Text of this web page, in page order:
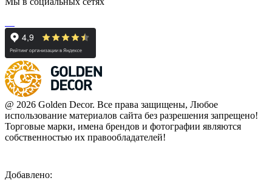
@ 2026 Golden Decor. Все права защищены, Любое
использование материалов сайта без разрешения запрещено!
Торговые марки, имена брендов и фотографии являются
собственностью их правообладателей!
Добавлено: